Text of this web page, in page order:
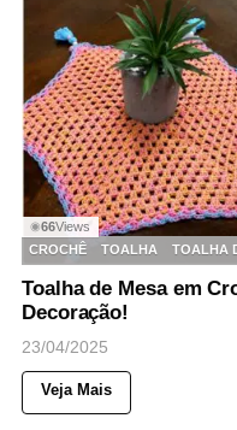
◉66Views
CROCHÊ
TOALHA TOALHA
Toalha de Mesa em
Decoração!
23/04/2025
Veja Mais